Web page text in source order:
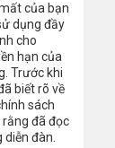
của bạn
dụng đầy
cho
hạn của
Trước khi
biết rõ về
sách
rằng đã đọc
đàn.